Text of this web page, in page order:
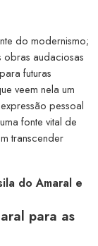
do modernismo;
obras audaciosas
futuras
veem nela um
pessoal
fonte vital de
transcender
do Amaral e
para as